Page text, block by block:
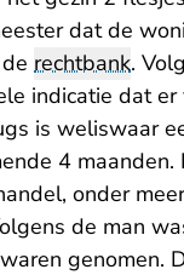
dat de
rechtbank.
indicatie dat
is weliswaar
4
onder
de man
genomen.